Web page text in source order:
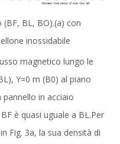
BL, BO).(a) con
inossidabile
magnetico lungo le
Y=0 m (B0) al piano
in acciaio
è quasi uguale a BL.Per
Fig. 3a, la sua densità di